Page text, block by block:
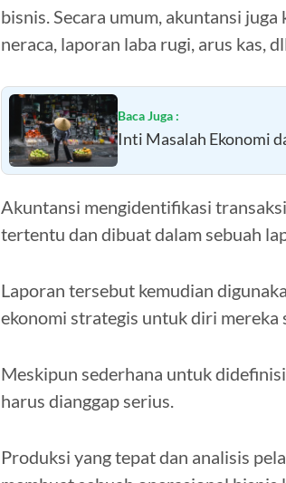
bisnis. Secara umum, akuntansi
neraca, laporan laba rugi, arus kas,
Baca Juga :
Inti Masalah Ekonomi
Akuntansi mengidentifikasi
tertentu dan dibuat dalam sebuah
Laporan tersebut kemudian
ekonomi strategis untuk diri mereka
Meskipun sederhana untuk
harus dianggap serius.
Produksi yang tepat dan analisis